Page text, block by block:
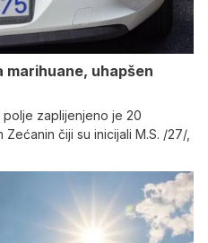
marihuane, uhapšen
zaplijenjeno je 20
čiji su inicijali M.S. /27/,